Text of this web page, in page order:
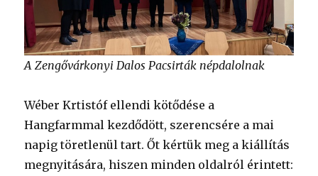
A Zengővárkonyi Dalos Pacsirták népdalolnak
Wéber Krtistóf ellendi kötődése a
Hangfarmmal kezdődött, szerencsére a mai
napig töretlenül tart. Őt kértük meg a kiállítás
megnyitására, hiszen minden oldalról érintett: